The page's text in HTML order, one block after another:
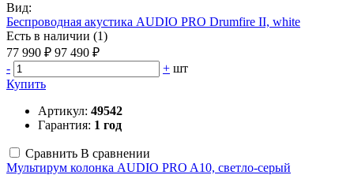
Вид:
Беспроводная акустика AUDIO PRO Drumfire II, white
Есть в наличии (1)
77 990 ₽ 97 490 ₽
-
+ шт
Купить
Артикул: 49542
Гарантия: 1 год
Сравнить В сравнении
Мультирум колонка AUDIO PRO A10, светло-серый